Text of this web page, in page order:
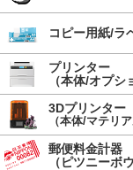
コピー用紙/ラ
プリンター
（本体/オプシ
3Dプリンター
（本体/マテリア
郵便料金計器
（ピツニーボ